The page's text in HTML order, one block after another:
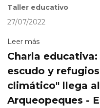
Taller educativo
27/07/2022
Leer más
Charla
escudo y
climático" llega
Arqueopeques -